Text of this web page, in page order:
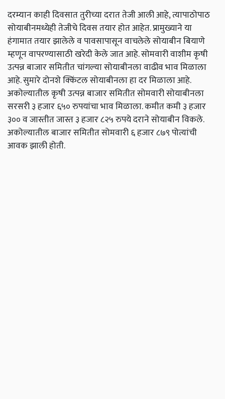
दरम्यान काही दिवसात तुरीच्या दरात तेजी आली आहे, त्यापाठोपाठ
सोयाबीनमध्येही तेजीचे दिवस तयार होत आहेत. प्रामुख्याने या
हंगामात तयार झालेले व पावसापासून वाचलेले सोयाबीन बियाणे
म्हणून वापरण्यासाठी खरेदी केले जात आहे. सोमवारी वाशीम कृषी
उत्पन्न बाजार समितीत चांगल्या सोयाबीनला वाढीव भाव मिळाला
आहे. सुमारे दोनशे क्किंटल सोयाबीनला हा दर मिळाला आहे.
अकोल्यातील कृषी उत्पन्न बाजार समितीत सोमवारी सोयाबीनला
सरसरी ३ हजार ६५० रुपयांचा भाव मिळाला. कमीत कमी ३ हजार
३०० व जास्तीत जास्त ३ हजार ८२५ रुपये दराने सोयाबीन विकले.
अकोल्यातील बाजार समितीत सोमवारी ६ हजार ८७९ पोत्यांची
आवक झाली होती.